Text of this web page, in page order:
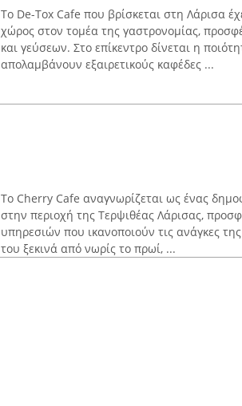
Το De-Tox Cafe που βρίσκεται στη Λάρισα
χώρος στον τομέα της γαστρονομίας,
και γεύσεων. Στο επίκεντρο δίνεται η
απολαμβάνουν εξαιρετικούς καφέδες ...
Το Cherry Cafe αναγνωρίζεται ως ένας
στην περιοχή της Τερψιθέας Λάρισας,
υπηρεσιών που ικανοποιούν τις ανάγκες
του ξεκινά από νωρίς το πρωί, ...